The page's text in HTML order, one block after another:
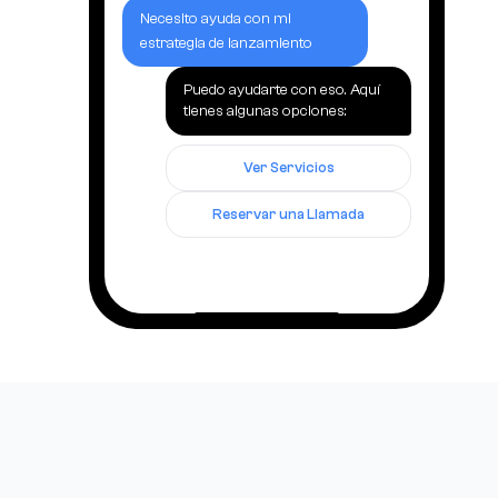
Necesito ayuda con mi
estrategia de lanzamiento
Puedo ayudarte con eso. Aquí
tienes algunas opciones:
Ver Servicios
Reservar una Llamada